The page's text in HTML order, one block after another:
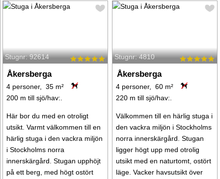
Stugnr: 92614
Åkersberga
4 personer, 35 m²
200 m till sjö/hav:.
Här bor du med en otroligt
utsikt. Varmt välkommen till en
härlig stuga i den vackra miljön
i Stockholms norra
innerskärgård. Stugan upphöjt
på ett berg, med högt ostört
Stugnr: 4810
Åkersberga
4 personer, 60 m²
220 m till sjö/hav:.
Välkommen till en härlig stuga i
den vackra miljön i Stockholms
norra innerskärgård. Stugan
ligger högt upp med otrolig
utsikt med en naturtomt, ostört
läge. Vacker havsutsikt över